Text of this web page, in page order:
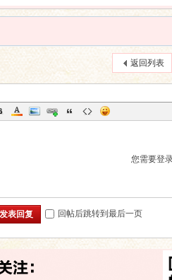
返回列表
您需要登
发表回复 回帖后跳转到最后一页